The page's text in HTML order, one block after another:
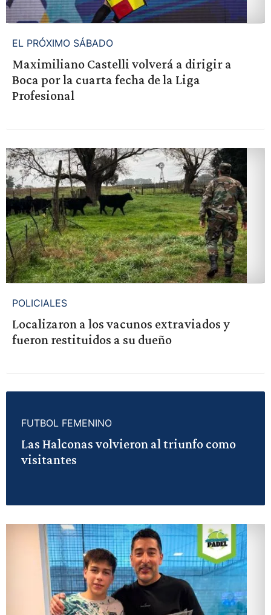
EL PRÓXIMO SÁBADO
Maximiliano Castelli volverá a dirigir a
Boca por la cuarta fecha de la Liga
Profesional
POLICIALES
Localizaron a los vacunos extraviados y
fueron restituidos a su dueño
FUTBOL FEMENINO
Las Halconas volvieron al triunfo como
visitantes